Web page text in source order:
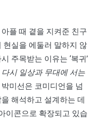
플 때 곁을 지켜준 친구
현실을 에둘러 말하지 않
주목받는 이유는 ‘복귀’
시 일상과 무대에 서는
미선은 코미디언을 넘
해석하고 설계하는 데
이콘으로 확장되고 있습